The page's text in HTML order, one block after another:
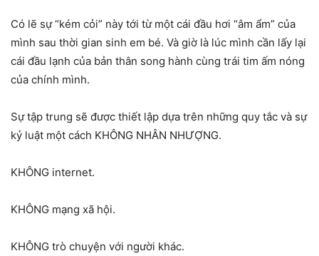
Có lẽ sự “kém cỏi” này tới từ một cái đầu hơi “âm ẩm” của
mình sau thời gian sinh em bé. Và giờ là lúc mình cần lấy lại
cái đầu lạnh của bản thân song hành cùng trái tim ấm nóng
của chính mình.
Sự tập trung sẽ được thiết lập dựa trên những quy tắc và sự
kỷ luật một cách KHÔNG NHÂN NHƯỢNG.
KHÔNG internet.
KHÔNG mạng xã hội.
KHÔNG trò chuyện với người khác.